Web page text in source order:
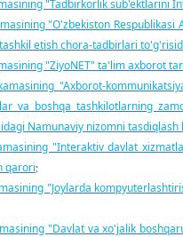
"Tadbirkorlik
"O'zbekiston
etish chora-tadbirlari
"ZiyoNET" ta'lim axborot
"Axborot-
va boshqa tashkilotlarning
Namunaviy nizomni
"Interaktiv davlat
qarori;
"Joylarda
"Davlat va xo'jalik